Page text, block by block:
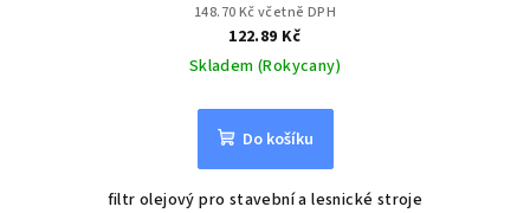
148.70 Kč včetně DPH
122.89 Kč
Skladem (Rokycany)
Do košíku
filtr olejový pro stavební a lesnické stroje